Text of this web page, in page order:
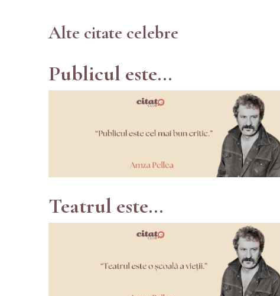
Alte citate celebre
Publicul este...
Teatrul este...